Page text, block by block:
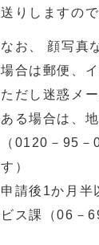
送りしますの
なお、 顔写真
場合は郵便、
ただし迷惑メ
ある場合は、
（ 0120－95－
す）
申請後1か月半
ビス課（06－